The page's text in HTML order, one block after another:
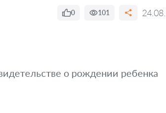
0 101
о рождении ребенка